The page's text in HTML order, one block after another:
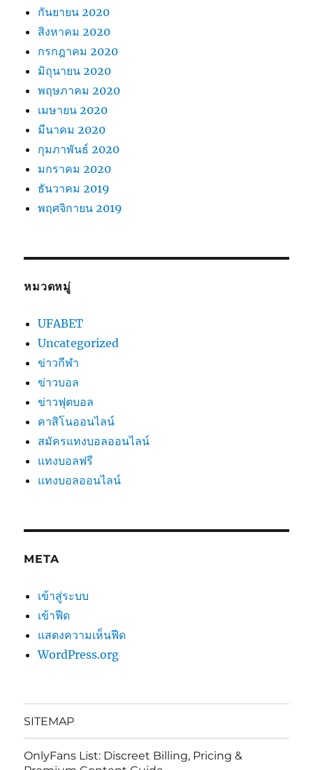
กันยายน 2020
สิงหาคม 2020
กรกฎาคม 2020
มิถุนายน 2020
พฤษภาคม 2020
เมษายน 2020
มีนาคม 2020
กุมภาพันธ์ 2020
มกราคม 2020
ธันวาคม 2019
พฤศจิกายน 2019
หมวดหมู่
UFABET
Uncategorized
ข่าวกีฬา
ข่าวบอล
ข่าวฟุตบอล
คาสิโนออนไลน์
สมัครแทงบอลออนไลน์
แทงบอลฟรี
แทงบอลออนไลน์
META
เข้าสู่ระบบ
เข้าฟีด
แสดงความเห็นฟีด
WordPress.org
SITEMAP
OnlyFans List: Discreet Billing, Pricing &